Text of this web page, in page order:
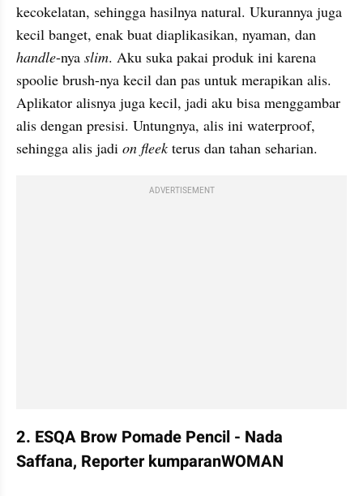
kecokelatan, sehingga hasilnya natural. Ukurannya juga
handle-nya slim. Aku suka pakai produk ini karena
spoolie brush-nya kecil dan pas untuk merapikan alis.
Aplikator alisnya juga kecil, jadi aku bisa menggambar
alis dengan presisi. Untungnya, alis ini waterproof,
sehingga alis jadi on fleek terus dan tahan seharian.
ADVERTISEMENT
2. ESQA Brow Pomade Pencil - Nada
Saffana, Reporter kumparanWOMAN